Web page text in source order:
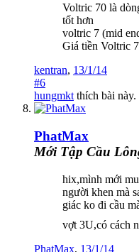
Voltric 70 là
tốt hơn
voltric 7 (mid
Giá tiền Voltric
kentran, 13/1/14
#6
hungmktthích bài này.
PhatMax
Mới Tập Cầu
hix,mình mới
người khen mà
giác ko đi cầu
vợt 3U,có cách
PhatMax, 13/1/14